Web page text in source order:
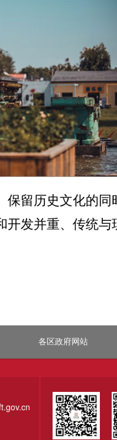
留历史文化的同
发并重、传统
各区政府网站